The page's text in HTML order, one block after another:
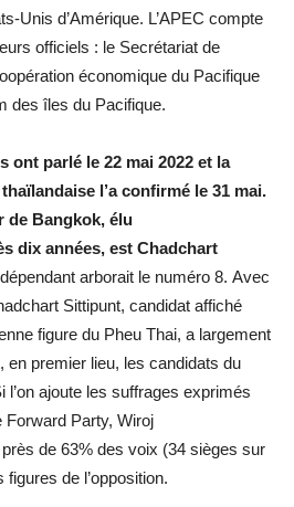
Unis d’Amérique. L’APEC compte
officiels : le Secrétariat de
économique du Pacifique
des îles du Pacifique.
ont parlé le 22 mai 2022 et la
l’a confirmé le 31 mai.
de Bangkok, élu
dix années, est Chadchart
arborait le numéro 8. Avec
Sittipunt, candidat affiché
figure du Pheu Thai, a largement
en premier lieu, les candidats du
ajoute les suffrages exprimés
Forward Party, Wiroj
de 63% des voix (34 sièges sur
de l’opposition.